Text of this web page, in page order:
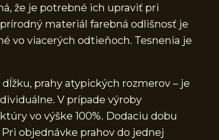
že je potrebné ich upraviť pri
materiál farebná odlišnosť je
vo viacerých odtieňoch. Tesnenia je
prahy atypických rozmerov – je
V prípade výroby
vo výške 100%. Dodaciu dobu
objednávke prahov do jednej